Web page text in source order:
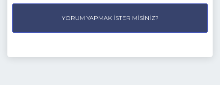
YORUM YAPMAK İSTER MISINIZ?